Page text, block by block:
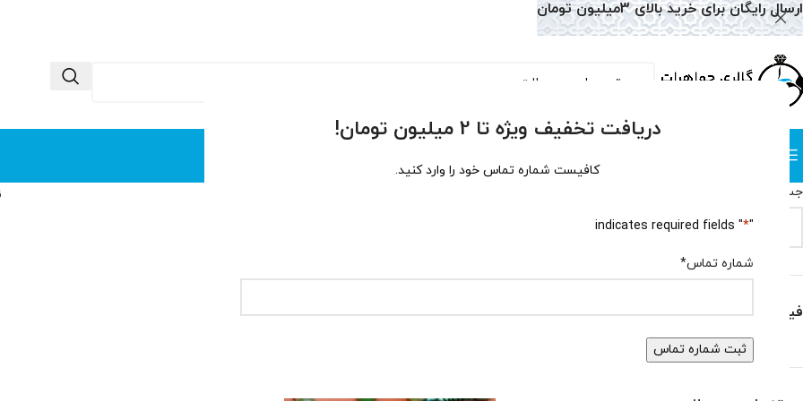
دریافت تخفیف ویژه تا 2 میلیون تومان!
کافیست شماره تماس خود را وارد کنید.
"
*
" indicates required fields
شماره تماس*
جستجو
فیلتر بر اساس قیمت
ارسال رایگان برای خرید بالای 3میلیون تومان